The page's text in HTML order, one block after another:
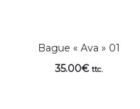
Bague « Ava » 01
35.00€ ttc.